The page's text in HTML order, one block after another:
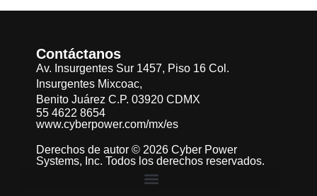
Contáctanos
Av. Insurgentes Sur 1457, Piso 16 Col.
Insurgentes Mixcoac,
Benito Juárez C.P. 03920 CDMX
55 4622 8654
www.cyberpower.com/mx/es
Derechos de autor © 2026 Cyber Power
Systems, Inc. Todos los derechos reservados.